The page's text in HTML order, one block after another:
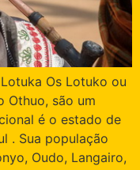
Os Lotuko ou
Othuo, são um
é o estado de
. Sua população
Oudo, Langairo,